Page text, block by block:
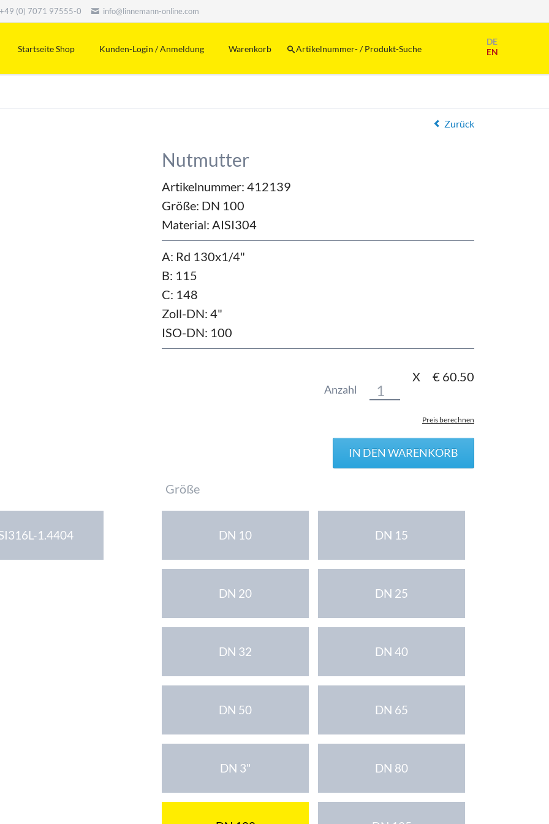
+49 (0) 7071 97555-0 info@linnemann-online.com
DE
EN
überspringen
Startseite Shop Kunden-Login / Anmeldung Warenkorb Artikelnummer- / Produkt-Suche
Zurück
Nutmutter
Artikelnummer: 412139
Größe: DN 100
Material: AISI304
A: Rd 130x1/4"
B: 115
C: 148
Zoll-DN: 4"
ISO-DN: 100
Anzahl
X € 60.50
Preis berechnen
1.4404
Pflichtfeld
Größe
DN 10 DN 15
DN 20 DN 25
DN 32 DN 40
DN 50 DN 65
DN 3" DN 80